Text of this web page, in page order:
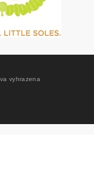
vyhrazena